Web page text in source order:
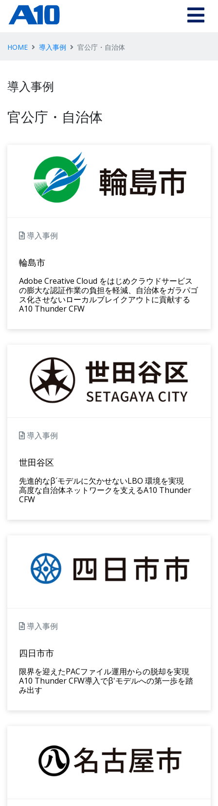
HOME 導入事例 官公庁・自治体
導入事例
官公庁・自治体
導入事例
輪島市
Adobe Creative Cloud をはじめクラウドサービス
の膨大な認証作業の負担を軽減、自治体をガラパゴ
ス化させないローカルブレイクアウトに貢献する
A10 Thunder CFW
導入事例
世田谷区
先進的なβ´モデルに欠かせないLBO 環境を実現
高度な自治体ネットワークを支えるA10 Thunder
CFW
導入事例
四日市市
限界を迎えたPACファイル運用からの脱却を実現
A10 Thunder CFW導入でβ'モデルへの第一歩を踏
み出す